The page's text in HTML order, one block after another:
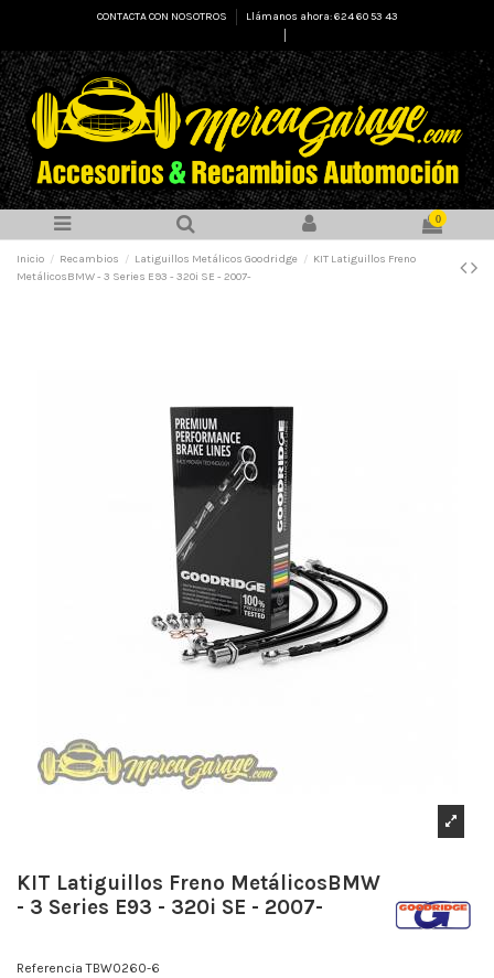
CONTACTA CON NOSOTROS
Llámanos ahora: 624 60 53 43
0
Inicio Recambios Latiguillos Metálicos Goodridge
KIT Latiguillos Freno
MetálicosBMW - 3 Series E93 - 320i SE - 2007-
KIT Latiguillos Freno MetálicosBMW
- 3 Series E93 - 320i SE - 2007-
Referencia TBW0260-6